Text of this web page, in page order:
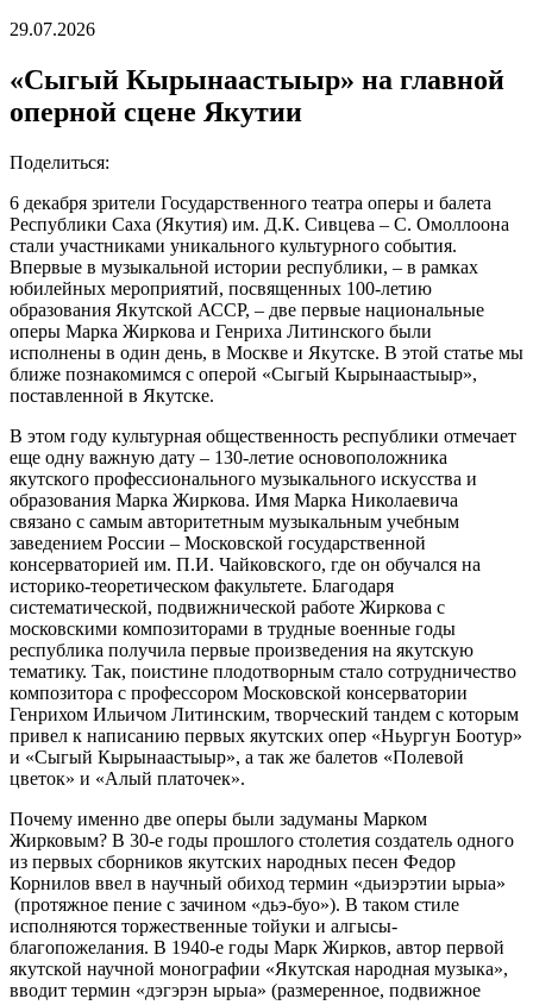
29.07.2026
«Сыгый Кырынаастыыр» на главной
оперной сцене Якутии
Поделиться:
6 декабря зрители Государственного театра оперы и балета
Республики Саха (Якутия) им. Д.К. Сивцева – С. Омоллоона
стали участниками уникального культурного события.
Впервые в музыкальной истории республики, – в рамках
юбилейных мероприятий, посвященных 100-летию
образования Якутской АССР, – две первые национальные
оперы Марка Жиркова и Генриха Литинского были
исполнены в один день, в Москве и Якутске. В этой статье мы
ближе познакомимся с оперой «Сыгый Кырынаастыыр»,
поставленной в Якутске.
В этом году культурная общественность республики отмечает
еще одну важную дату – 130-летие основоположника
якутского профессионального музыкального искусства и
образования Марка Жиркова. Имя Марка Николаевича
связано с самым авторитетным музыкальным учебным
заведением России – Московской государственной
консерваторией им. П.И. Чайковского, где он обучался на
историко-теоретическом факультете. Благодаря
систематической, подвижнической работе Жиркова с
московскими композиторами в трудные военные годы
республика получила первые произведения на якутскую
тематику. Так, поистине плодотворным стало сотрудничество
композитора с профессором Московской консерватории
Генрихом Ильичом Литинским, творческий тандем с которым
привел к написанию первых якутских опер «Ньургун Боотур»
и «Сыгый Кырынаастыыр», а так же балетов «Полевой
цветок» и «Алый платочек».
Почему именно две оперы были задуманы Марком
Жирковым? В 30-е годы прошлого столетия создатель одного
из первых сборников якутских народных песен Федор
Корнилов ввел в научный обиход термин «дьиэрэтии ырыа»
(протяжное пение с зачином «дьэ-буо»). В таком стиле
исполняются торжественные тойуки и алгысы-
благопожелания. В 1940-е годы Марк Жирков, автор первой
якутской научной монографии «Якутская народная музыка»,
вводит термин «дэгэрэн ырыа» (размеренное, подвижное